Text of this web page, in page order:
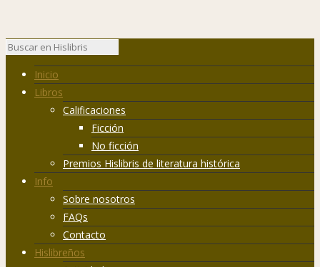
Inicio
Libros
Calificaciones
Ficción
No ficción
Premios Hislibris de literatura histórica
Info
Sobre nosotros
FAQs
Contacto
Hislibreños